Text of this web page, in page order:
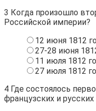
3 Когда произошло
Российской империи?
12 июня 1812
27-28 июня
11 июля 1812
27 июля 1812
4 Где состоялось
французских и русских